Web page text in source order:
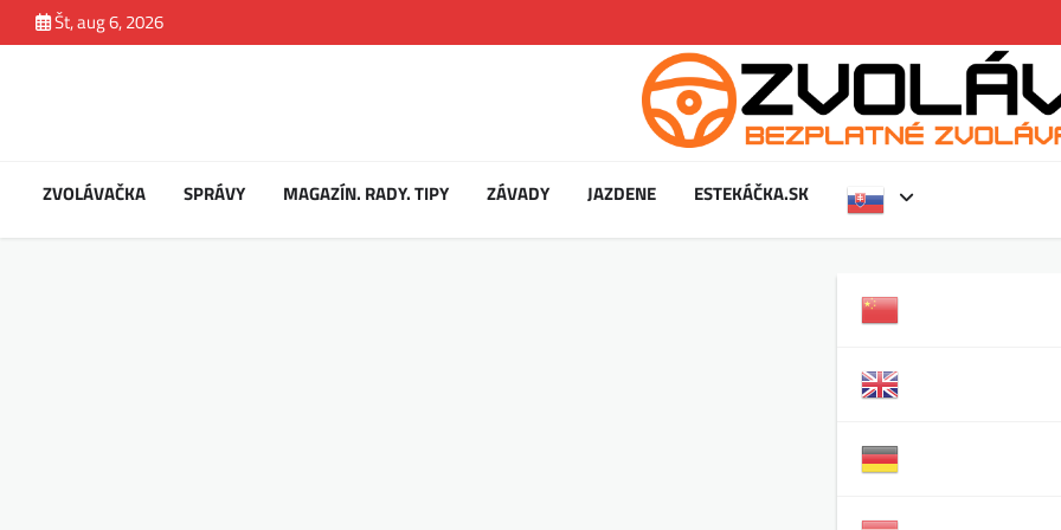
to
Št, aug 6, 2026
ZVOLÁVAČKA SPRÁVY MAGAZÍN. RADY. TIPY ZÁVADY JAZDENE ESTEKÁČKA.SK